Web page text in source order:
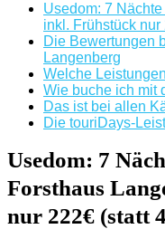
Usedom: 7
inkl. Frühstück nur
Die Bewertungen
Langenberg
Welche
Wie buche ich mit
Das ist bei allen
Die touriDays-
Usedom: 7
Forsthaus
nur 222€ (statt